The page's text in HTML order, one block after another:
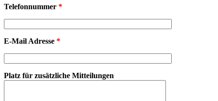
Telefonnummer *
E-Mail Adresse *
Platz für zusätzliche Mitteilungen